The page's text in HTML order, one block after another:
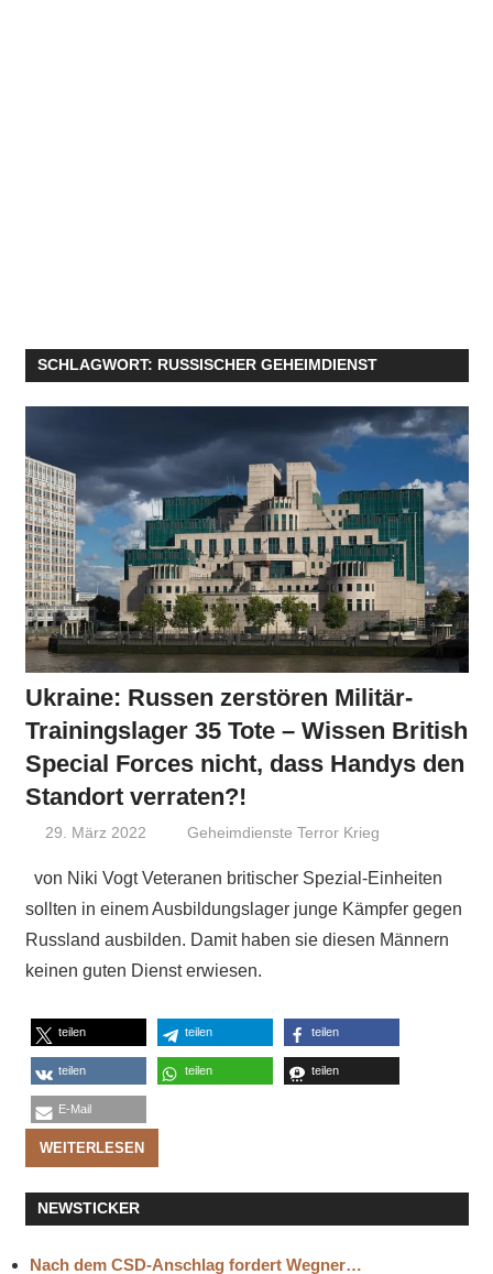
SCHLAGWORT: RUSSISCHER GEHEIMDIENST
Ukraine: Russen zerstören Militär-
Trainingslager 35 Tote – Wissen British
Special Forces nicht, dass Handys den
Standort verraten?!
29. März 2022 Niki Vogt
Geheimdienste Terror Krieg
von Niki Vogt Veteranen britischer Spezial-Einheiten
sollten in einem Ausbildungslager junge Kämpfer gegen
Russland ausbilden. Damit haben sie diesen Männern
keinen guten Dienst erwiesen.
teilen teilen teilen
teilen teilen teilen
E-Mail
WEITERLESEN
NEWSTICKER
Nach dem CSD-Anschlag fordert Wegner…